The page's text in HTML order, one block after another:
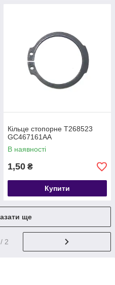
Кільце стопорне T268523
GC467161AA
В наявності
1,50 ₴
Купити
ще
/ 2